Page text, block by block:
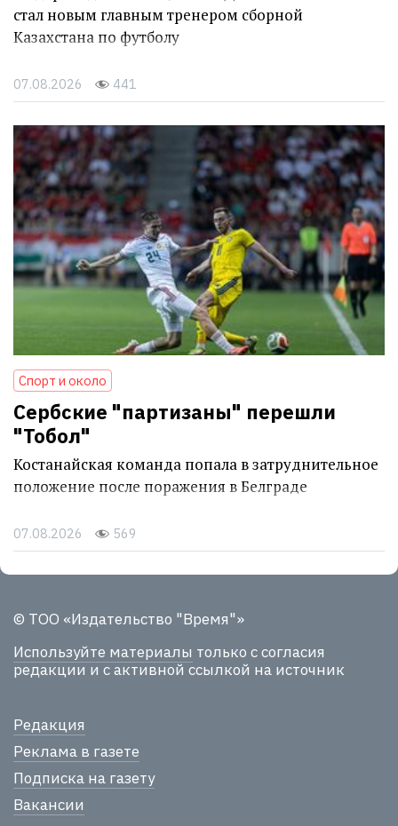
стал новым главным тренером сборной
Казахстана по футболу
07.08.2026 441
Спорт и около
Сербские "партизаны" перешли
"Тобол"
Костанайская команда попала в затруднительное
положение после поражения в Белграде
07.08.2026 569
© ТОО «Издательство "Время"»
Используйте материалы только с согласия
редакции и с активной ссылкой на источник
Редакция
Реклама в газете
Подписка на газету
Вакансии